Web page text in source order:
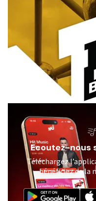
Ecoutez-nous
Téléchargez
bénéficiez de la